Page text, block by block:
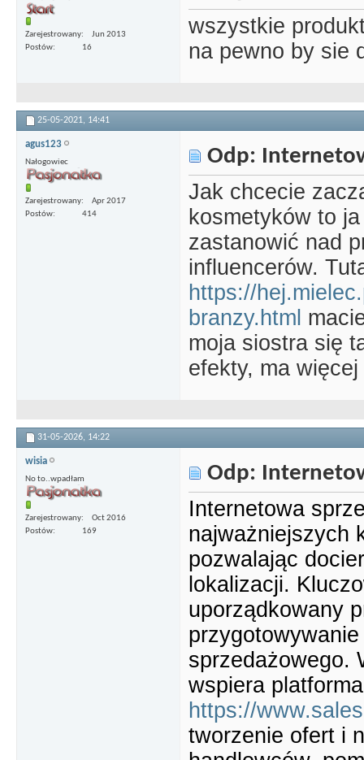
Zarejestrowany
Jun 2013
Postów
16
wszystkie
na pewno by sie
25-05-2021, 14:41
agus123
Nałogowiec
Zarejestrowany
Apr 2017
Postów
414
Odp:
Jak chcecie
kosmetyków to
zastanowić nad
influencerów.
https://
branzy.html
moja siostra się
efekty, ma
31-05-2026, 14:22
wisia
No to..wpadłam
Zarejestrowany
Oct 2016
Postów
169
Odp:
Internetowa
najważniejszych
pozwalając
lokalizacji.
uporządkowany
sprzedażowego.
wspiera
https://
tworzenie ofert i